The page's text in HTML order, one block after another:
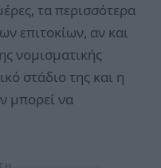
τα περισσότερα
επιτοκίων, αν και
νομισματικής
στάδιο της και η
μπορεί να